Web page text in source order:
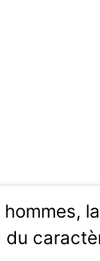
du